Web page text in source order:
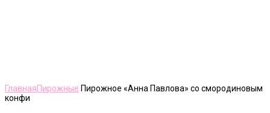
ГлавнаяПирожные Пирожное «Анна Павлова» со смородиновым
конфи